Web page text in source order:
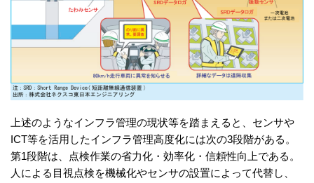
上述のようなインフラ管理の現状等を踏まえると、センサや
ICT等を活用したインフラ管理高度化には次の3段階がある。
第1段階は、点検作業の省力化・効率化・信頼性向上である。
人による目視点検を機械化やセンサの設置によって代替し、